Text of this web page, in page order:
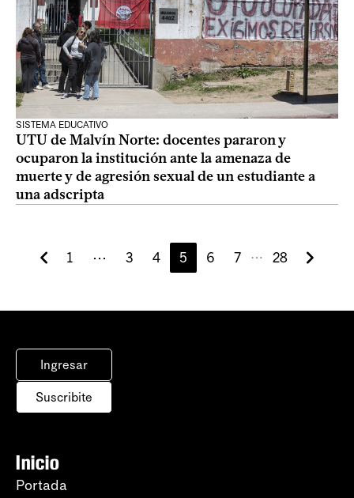
SISTEMA EDUCATIVO
UTU de Malvín Norte: docentes pararon y
ocuparon la institución ante la amenaza de
muerte y de agresión sexual de un estudiante a
una adscripta
1 ⋯ 3 4 5 6 7 ⋯ 28
Ingresar
Suscribite
Inicio
Portada